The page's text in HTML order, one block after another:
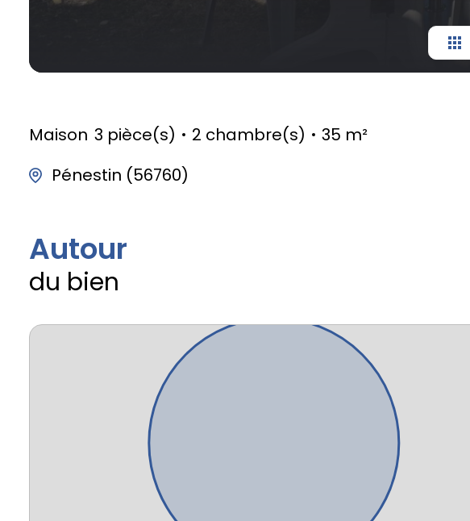
Maison 3 pièce(s) 2 chambre(s)
35 m²
Pénestin (56760)
Autour
du bien